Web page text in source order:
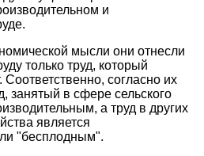
и
мысли они отнесли
только труд, который
Соответственно, согласно их
занятый в сфере сельского
а труд в других
является
"бесплодным".